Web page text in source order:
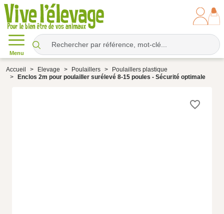
Menu
Accueil Elevage Poulaillers
Poulaillers plastique
Enclos 2m pour poulailler surélevé 8-15 poules - Sécurité optimale
favorite_border